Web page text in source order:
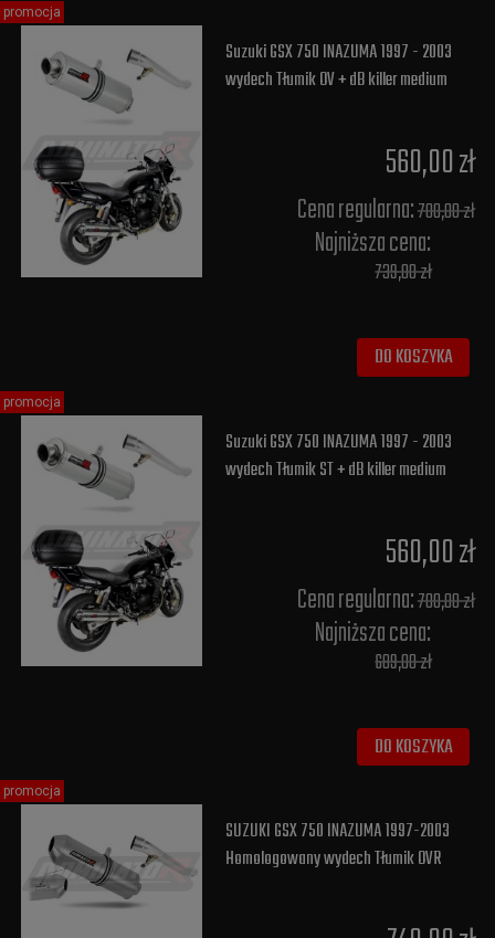
Suzuki GSX 750 INAZUMA 1997 - 2003
wydech Tłumik OV + dB killer medium
560,00 zł
Cena regularna:700,00 zł
Najniższa cena:
739,00 zł
DO KOSZYKA
promocja
Suzuki GSX 750 INAZUMA 1997 - 2003
wydech Tłumik ST + dB killer medium
560,00 zł
Cena regularna:700,00 zł
Najniższa cena:
689,00 zł
DO KOSZYKA
promocja
SUZUKI GSX 750 INAZUMA 1997-2003
Homologowany wydech Tłumik OVR
promocja